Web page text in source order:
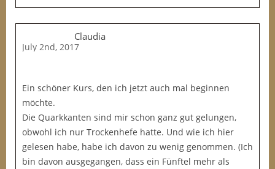
Claudia
July 2nd, 2017
Ein schöner Kurs, den ich jetzt auch mal beginnen
möchte.
Die Quarkkanten sind mir schon ganz gut gelungen,
obwohl ich nur Trockenhefe hatte. Und wie ich hier
gelesen habe, habe ich davon zu wenig genommen. (Ich
bin davon ausgegangen, dass ein Fünftel mehr als